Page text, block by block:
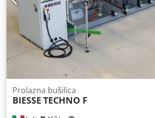
Prolazna bušilica
BIESSE TECHNO F